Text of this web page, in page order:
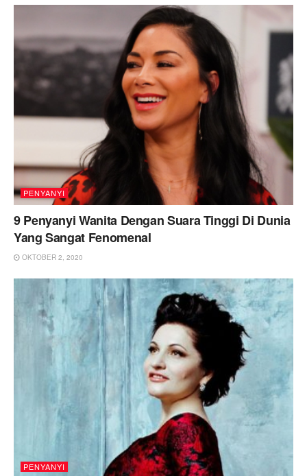
PENYANYI
9 Penyanyi Wanita Dengan Suara Tinggi Di Dunia
Yang Sangat Fenomenal
OKTOBER 2, 2020
PENYANYI